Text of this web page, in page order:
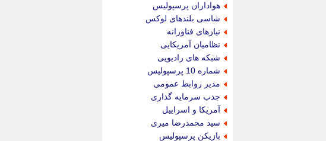
هواداران پرسپولیس
شاسی بلندهای لوکس
نیازهای فناورانه
نظامیان آمریکایی
شبکه های رادیویی
شماره 10 پرسپولیس
مدیر روابط عمومی
جذب سرمایه گذاری
آمریکا و اسراییل
سید محمدرضا میری
بازیکن پرسپولیس